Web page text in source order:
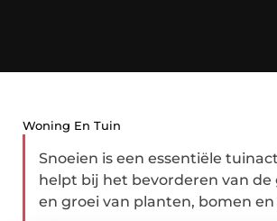
Woning En Tuin
Snoeien is een essentiële
helpt bij het bevorderen van de
en groei van planten, bomen en